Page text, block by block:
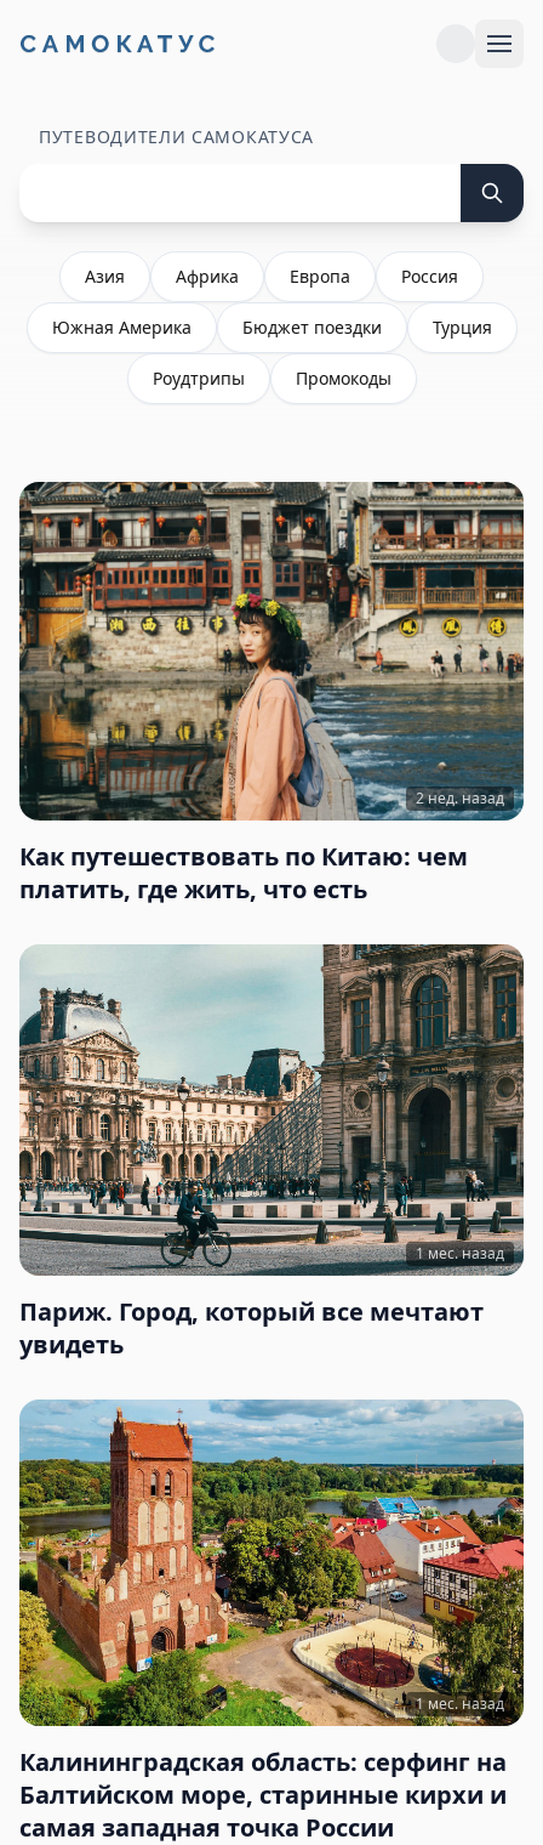
ПУТЕВОДИТЕЛИ САМОКАТУСА
Азия Африка Европа Россия
Южная Америка Бюджет поездки Турция
Роудтрипы Промокоды
2 нед. назад
Как путешествовать по Китаю: чем
платить, где жить, что есть
1 мес. назад
Париж. Город, который все мечтают
увидеть
1 мес. назад
Калининградская область: серфинг на
Балтийском море, старинные кирхи и
самая западная точка России